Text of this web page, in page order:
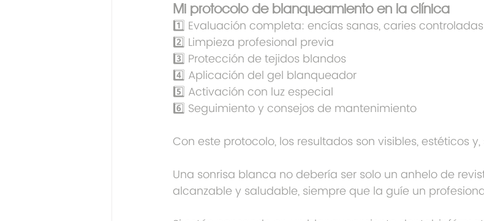
Mi protocolo de blanqueamiento en la clínica
1️⃣ Evaluación completa: encías sanas, caries controladas
2️⃣ Limpieza profesional previa
3️⃣ Protección de tejidos blandos
4️⃣ Aplicación del gel blanqueador
5️⃣ Activación con luz especial
6️⃣ Seguimiento y consejos de mantenimiento
Con este protocolo, los resultados son visibles, estéticos
Una sonrisa blanca no debería ser solo un anhelo de
alcanzable y saludable, siempre que la guíe un